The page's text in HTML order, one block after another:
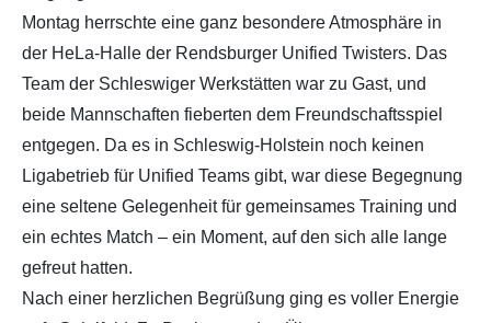
Montag herrschte eine ganz besondere Atmosphäre in
der HeLa-Halle der Rendsburger Unified Twisters. Das
Team der Schleswiger Werkstätten war zu Gast, und
beide Mannschaften fieberten dem Freundschaftsspiel
entgegen. Da es in Schleswig-Holstein noch keinen
Ligabetrieb für Unified Teams gibt, war diese Begegnung
eine seltene Gelegenheit für gemeinsames Training und
ein echtes Match – ein Moment, auf den sich alle lange
gefreut hatten.
Nach einer herzlichen Begrüßung ging es voller Energie